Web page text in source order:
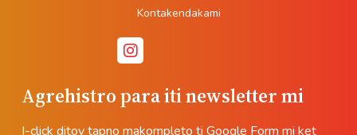
Agrehistro para iti newsletter mi
I-click ditoy tapno makompleto ti Google Form mi ket
Kontakendakami